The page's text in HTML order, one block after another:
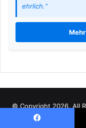
ehrlich.“
© Copyright 2026, All